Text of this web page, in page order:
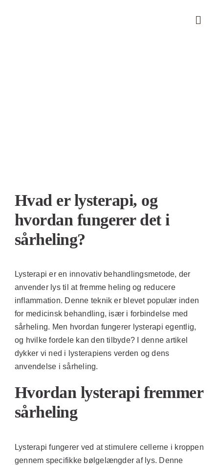
Hvad er lysterapi, og
hvordan fungerer det i
sårheling?
Lysterapi er en innovativ behandlingsmetode, der
anvender lys til at fremme heling og reducere
inflammation. Denne teknik er blevet populær inden
for medicinsk behandling, især i forbindelse med
sårheling. Men hvordan fungerer lysterapi egentlig,
og hvilke fordele kan den tilbyde? I denne artikel
dykker vi ned i lysterapiens verden og dens
anvendelse i sårheling.
Hvordan lysterapi fremmer
sårheling
Lysterapi fungerer ved at stimulere cellerne i kroppen
gennem specifikke bølgelængder af lys. Denne